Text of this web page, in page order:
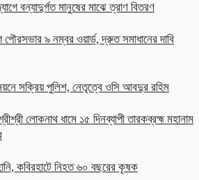
বন্যাদুর্গত মানুষের মাঝে ত্রাণ বিতরণ
পৌরসভার ৯ নম্বর ওয়ার্ড, দ্রুত সমাধানের দাবি
সক্রিয় পুলিশ, নেতৃত্বে ওসি আবদুর রহিম
লোকনাথ ধামে ১৫ দিনব্যাপী তারকব্রহ্ম মহানাম
কবিরহাটে নিহত ৬০ বছরের কৃষক